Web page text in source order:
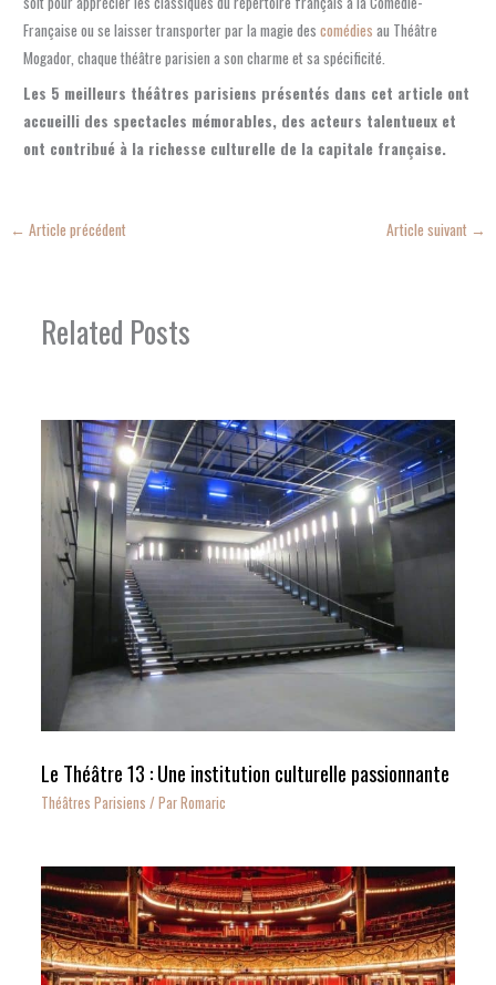
Française ou se laisser transporter par la magie descomédies au Théâtre
Mogador, chaque théâtre parisien a son charme et sa spécificité.
Les 5 meilleurs théâtres parisiens présentés dans cet article ont
accueilli des spectacles mémorables, des acteurs talentueux et
ont contribué à la richesse culturelle de la capitale française.
← Article précédent Article suivant →
Related Posts
Le Théâtre 13 : Une institution culturelle passionnante
Théâtres Parisiens / ParRomaric